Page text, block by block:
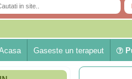
Gaseste un terapeut